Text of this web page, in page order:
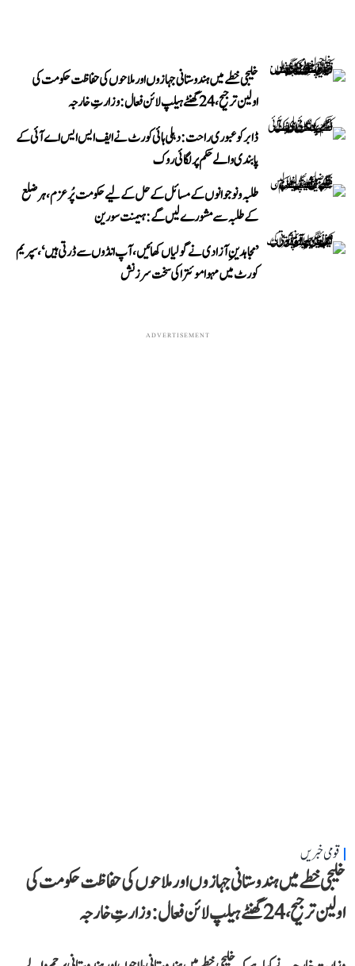
خلیجی خطے میں ہندوستانی جہازوں اور ملاحوں کی حفاظت حکومت کی
اولین ترجیح، 24 گھنٹے ہیلپ لائن فعال: وزارتِ خارجہ
ڈابر کو عبوری راحت: دہلی ہائی کورٹ نے ایف ایس ایس اے آئی کے
پابندی والے حکم پر لگائی روک
طلبہ و نوجوانوں کے مسائل کے حل کے لیے حکومت پُرعزم، ہر ضلع
کے طلبہ سے مشورے لیں گے: ہیمنت سورین
’مجاہدینِ آزادی نے گولیاں کھائیں، آپ انڈوں سے ڈرتی ہیں‘، سپریم
کورٹ میں مہوا موئترا کی سخت سرزنش
ADVERTISEMENT
قومی خبریں
خلیجی خطے میں ہندوستانی جہازوں اور ملاحوں کی حفاظت حکومت کی
اولین ترجیح، 24 گھنٹے ہیلپ لائن فعال: وزارتِ خارجہ